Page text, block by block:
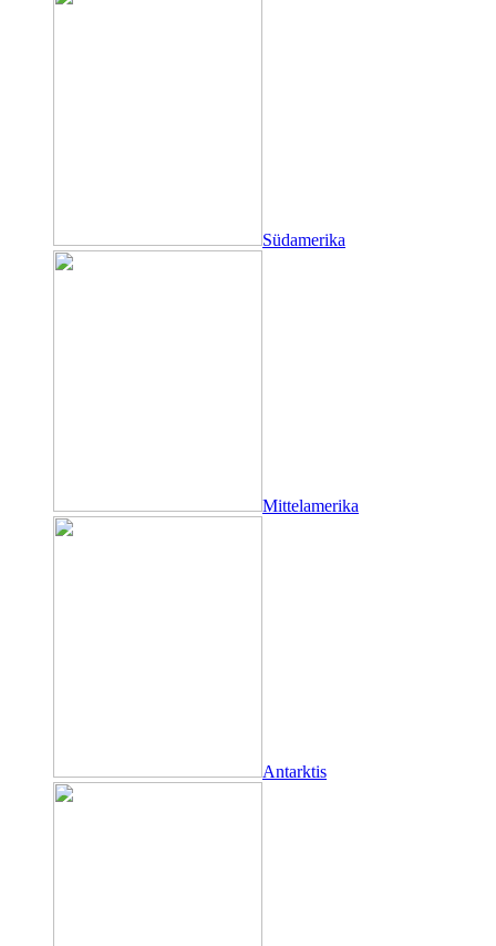
Südamerika
Mittelamerika
Antarktis